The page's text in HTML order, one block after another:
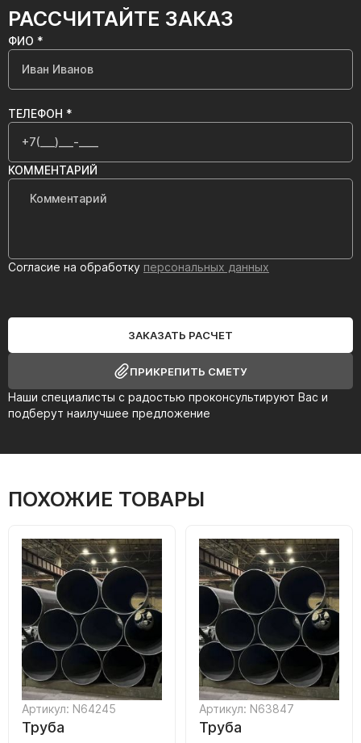
РАССЧИТАЙТЕ ЗАКАЗ
Наши специалисты с радостью проконсультируют Вас и
подберут наилучшее предложение
ФИО *
ТЕЛЕФОН *
КОММЕНТАРИЙ
Согласие на обработку персональных данных
ЗАКАЗАТЬ РАСЧЕТ
ПРИКРЕПИТЬ СМЕТУ
ПОХОЖИЕ ТОВАРЫ
Артикул: N64245
Труба
Артикул: N63847
Труба